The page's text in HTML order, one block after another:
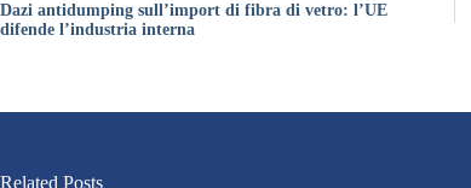
Dazi antidumping sull’import di fibra di vetro: l’UE
difende l’industria interna
Related Posts